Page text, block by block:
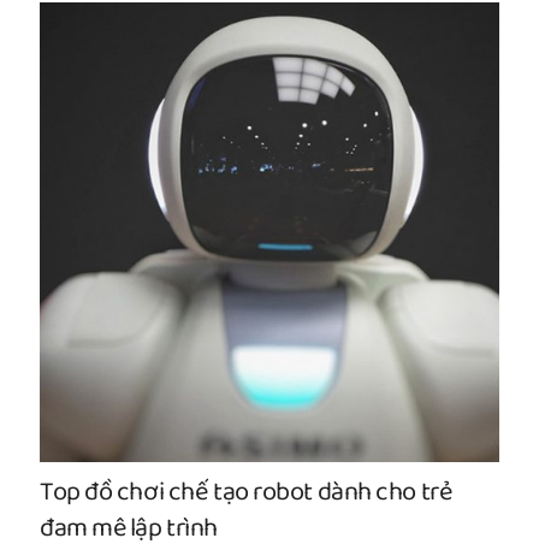
trẻ
CLB STEM là gì? Vai trò và các hoạt
chính